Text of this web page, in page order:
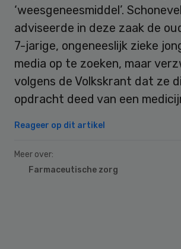
‘weesgeneesmiddel’.
adviseerde in deze zaak de
7-jarige, ongeneeslijk zieke
media op te zoeken, maar
volgens de Volkskrant dat ze
opdracht deed van een
Reageer op dit artikel
Meer over:
Farmaceutische zorg